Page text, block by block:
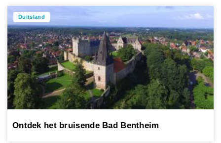
Duitsland
Ontdek het bruisende Bad Bentheim